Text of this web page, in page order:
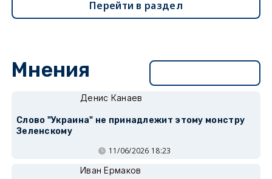
Перейти в раздел
Мнения
Денис Канаев
Слово "Украина" не принадлежит этому монстру
Зеленскому
11/06/2026 18:23
Иван Ермаков